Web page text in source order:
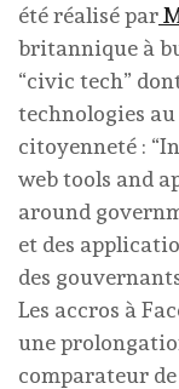
été réalisé par
britannique à
“civic tech”
technologies
citoyenneté :
web tools and
around
et des
des
Les accros à
une
comparateur